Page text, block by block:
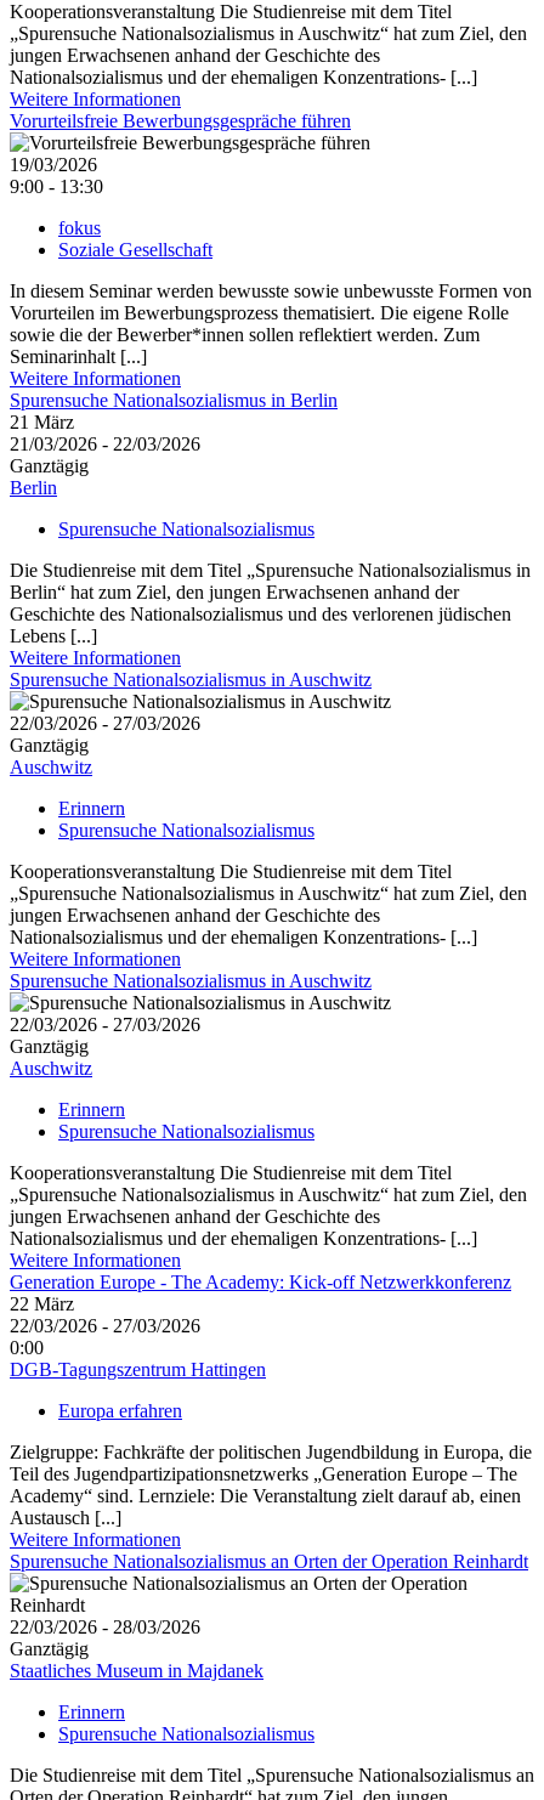
Kooperationsveranstaltung Die Studienreise mit dem Titel
„Spurensuche Nationalsozialismus in Auschwitz“ hat zum Ziel, den
jungen Erwachsenen anhand der Geschichte des
Nationalsozialismus und der ehemaligen Konzentrations- [...]
Weitere Informationen
Vorurteilsfreie Bewerbungsgespräche führen
19/03/2026
9:00 - 13:30
fokus
Soziale Gesellschaft
In diesem Seminar werden bewusste sowie unbewusste Formen von
Vorurteilen im Bewerbungsprozess thematisiert. Die eigene Rolle
sowie die der Bewerber*innen sollen reflektiert werden. Zum
Seminarinhalt [...]
Weitere Informationen
Spurensuche Nationalsozialismus in Berlin
21 März
21/03/2026 - 22/03/2026
Ganztägig
Berlin
Spurensuche Nationalsozialismus
Die Studienreise mit dem Titel „Spurensuche Nationalsozialismus in
Berlin“ hat zum Ziel, den jungen Erwachsenen anhand der
Geschichte des Nationalsozialismus und des verlorenen jüdischen
Lebens [...]
Weitere Informationen
Spurensuche Nationalsozialismus in Auschwitz
22/03/2026 - 27/03/2026
Ganztägig
Auschwitz
Erinnern
Spurensuche Nationalsozialismus
Kooperationsveranstaltung Die Studienreise mit dem Titel
„Spurensuche Nationalsozialismus in Auschwitz“ hat zum Ziel, den
jungen Erwachsenen anhand der Geschichte des
Nationalsozialismus und der ehemaligen Konzentrations- [...]
Weitere Informationen
Spurensuche Nationalsozialismus in Auschwitz
22/03/2026 - 27/03/2026
Ganztägig
Auschwitz
Erinnern
Spurensuche Nationalsozialismus
Kooperationsveranstaltung Die Studienreise mit dem Titel
„Spurensuche Nationalsozialismus in Auschwitz“ hat zum Ziel, den
jungen Erwachsenen anhand der Geschichte des
Nationalsozialismus und der ehemaligen Konzentrations- [...]
Weitere Informationen
Generation Europe - The Academy: Kick-off Netzwerkkonferenz
22 März
22/03/2026 - 27/03/2026
0:00
DGB-Tagungszentrum Hattingen
Europa erfahren
Zielgruppe: Fachkräfte der politischen Jugendbildung in Europa, die
Teil des Jugendpartizipationsnetzwerks „Generation Europe – The
Academy“ sind. Lernziele: Die Veranstaltung zielt darauf ab, einen
Austausch [...]
Weitere Informationen
Spurensuche Nationalsozialismus an Orten der Operation Reinhardt
22/03/2026 - 28/03/2026
Ganztägig
Staatliches Museum in Majdanek
Erinnern
Spurensuche Nationalsozialismus
Die Studienreise mit dem Titel „Spurensuche Nationalsozialismus an